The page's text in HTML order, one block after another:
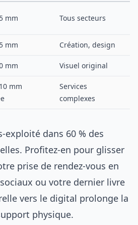
mm Tous secteurs
mm Création, design
mm Visuel original
mm
Services
complexes
exploité dans 60 % des
Profitez-en pour glisser
prise de rendez-vous en
ou votre dernier livre
vers le digital prolonge la
physique.